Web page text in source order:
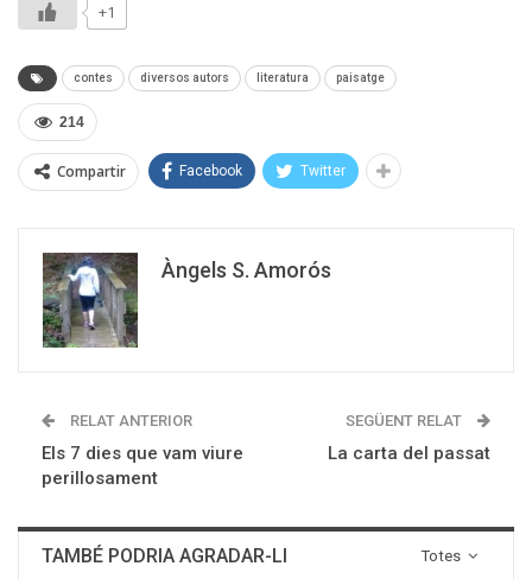
+1
contes diversos autors literatura paisatge
214
Compartir Facebook Twitter
Àngels S. Amorós
RELAT ANTERIOR
Els 7 dies que vam viure
perillosament
SEGÜENT RELAT
La carta del passat
Totes
TAMBÉ PODRIA AGRADAR-LI